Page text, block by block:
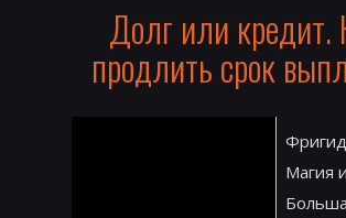
Долг или кредит.
продлить срок
Магия